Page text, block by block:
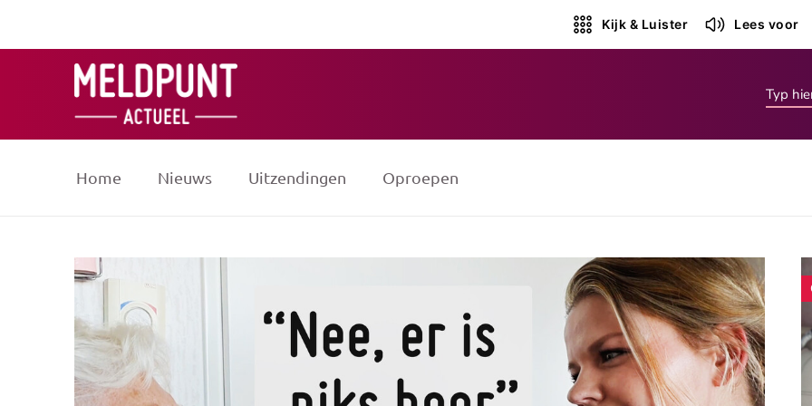
Kijk & Luister Lees voor
Home Nieuws Uitzendingen Oproepen